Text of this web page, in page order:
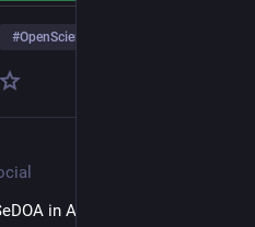
#OpenScience
in Auftrag gegebene